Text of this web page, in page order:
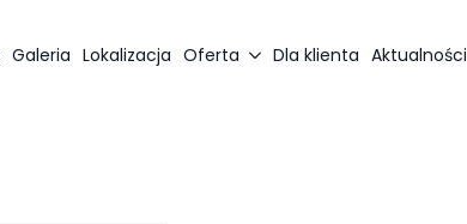
Galeria Lokalizacja Oferta Dla klienta Aktualności